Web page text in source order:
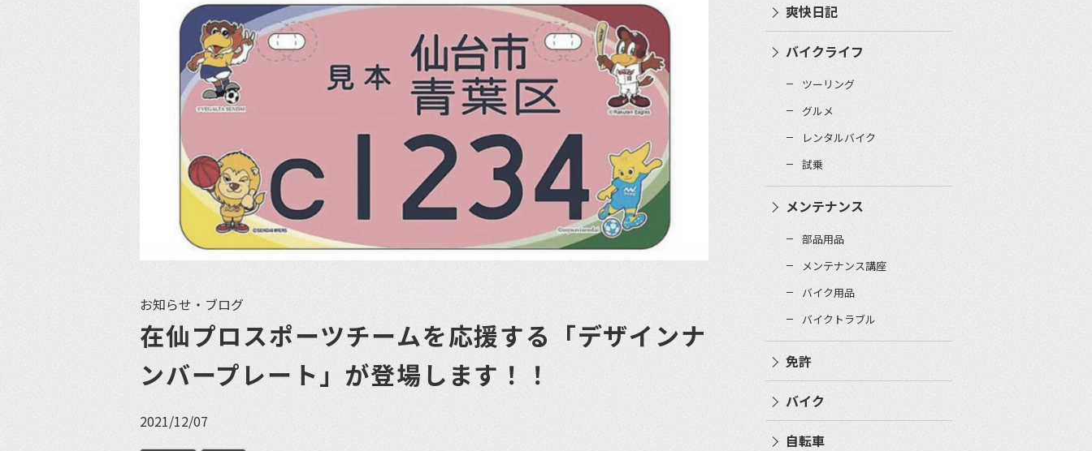
お知らせ・ブログ
在仙プロスポーツチームを応援する「デザインナ
ンバープレート」が登場します！！
2021/12/07
爽快日記
バイクライフ
ツーリング
グルメ
レンタルバイク
試乗
メンテナンス
部品用品
メンテナンス講座
バイク用品
バイクトラブル
免許
バイク
自転車